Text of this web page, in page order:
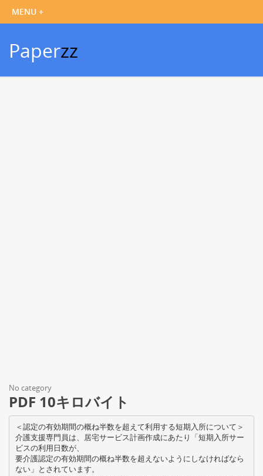
Paperzz
No category
PDF 10キロバイト
＜認定の有効期間の概ね半数を超えて利用する短期入所について＞
介護支援専門員は、居宅サービス計画作成にあたり「短期入所サー
ビスの利用日数が、
要介護認定の有効期間の概ね半数を超えないようにしなければなら
ない」とされています。